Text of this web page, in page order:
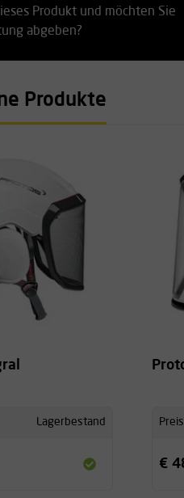
Produkt und möchten Sie
abgeben?
Produkte
Lagerbestand Preis
€